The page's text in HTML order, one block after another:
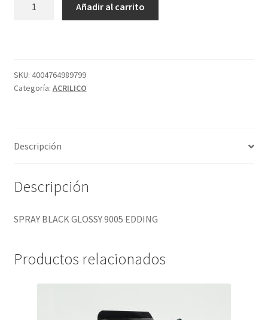
cantidad
Añadir al carrito
SKU: 4004764989799
Categoría: ACRILICO
Descripción
Descripción
SPRAY BLACK GLOSSY 9005 EDDING
Productos relacionados